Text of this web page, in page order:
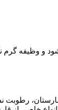
و وظیفه گرم